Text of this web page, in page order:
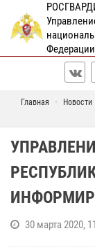
Главная Новости
30 марта 2020,